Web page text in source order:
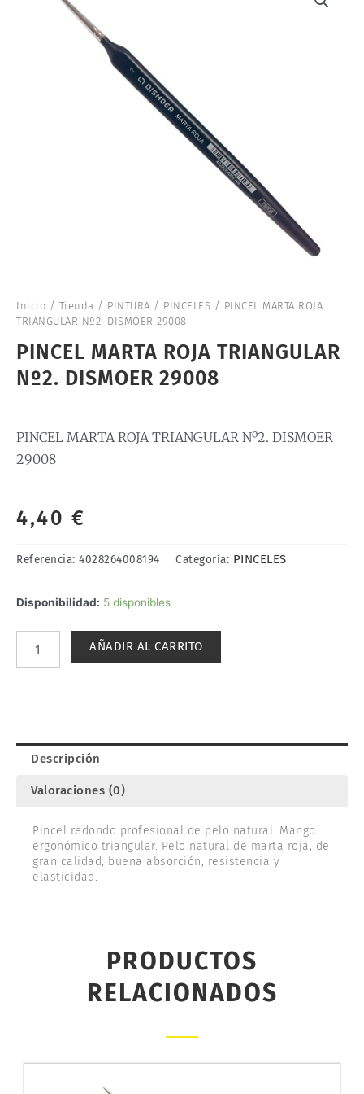
Inicio / Tienda / PINTURA / PINCELES / PINCEL MARTA ROJA
TRIANGULAR Nº2. DISMOER 29008
PINCEL MARTA ROJA TRIANGULAR
Nº2. DISMOER 29008
PINCEL MARTA ROJA TRIANGULAR Nº2. DISMOER
29008
4,40 €
Referencia: 4028264008194 Categoría: PINCELES
Disponibilidad: 5 disponibles
PINCEL
TRIANGULAR
AÑADIR AL CARRITO
Descripción
Valoraciones (0)
Pincel redondo profesional de pelo natural. Mango
ergonómico triangular. Pelo natural de marta roja, de
gran calidad, buena absorción, resistencia y
elasticidad.
PRODUCTOS
RELACIONADOS